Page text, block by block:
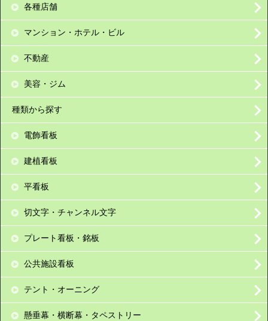
各種店舗
マンション・ホテル・ビル
不動産
美容・ジム
種類から探す
電飾看板
建植看板
平看板
切文字・チャンネル文字
プレート看板・銘板
公共施設看板
テント・オーニング
懸垂幕・横断幕・タペストリー